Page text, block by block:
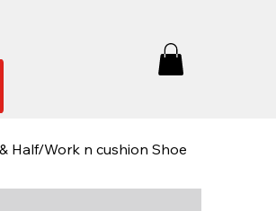
Half/Work n cushion Shoe